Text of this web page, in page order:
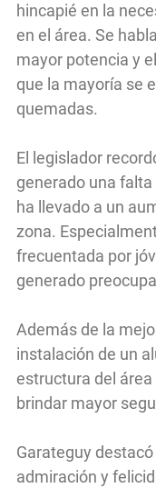
hincapié en la
en el área. Se
mayor potencia y
que la mayoría se
quemadas.
El legislador
generado una
ha llevado a un
zona.
frecuentada por
generado
Además de la
instalación de un
estructura del
brindar mayor
Garateguy
admiración y